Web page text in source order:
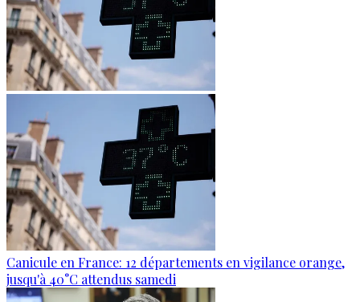
Canicule en France: 12 départements en vigilance orange,
jusqu'à 40°C attendus samedi